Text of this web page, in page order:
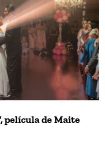
película de Maite